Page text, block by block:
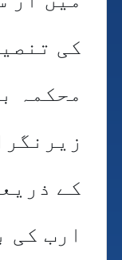
کی
محکمہ
ارب کی